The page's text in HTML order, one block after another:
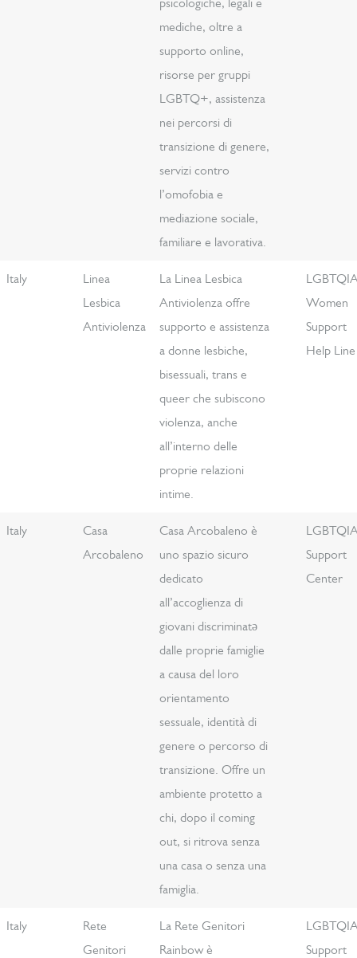
mediche, oltre a
supporto online,
risorse per gruppi
LGBTQ+, assistenza
nei percorsi di
transizione di genere,
servizi contro
l’omofobia e
mediazione sociale,
familiare e lavorativa.
Italy
Linea
Lesbica
Antiviolenza
La Linea Lesbica
Antiviolenza offre
supporto e assistenza
a donne lesbiche,
bisessuali, trans e
queer che subiscono
violenza, anche
all’interno delle
proprie relazioni
intime.
Women
Support
Help Line
Italy
Casa
Arcobaleno
Casa Arcobaleno è
uno spazio sicuro
dedicato
all’accoglienza di
giovani discriminatə
dalle proprie famiglie
a causa del loro
orientamento
sessuale, identità di
genere o percorso di
transizione. Offre un
ambiente protetto a
chi, dopo il coming
out, si ritrova senza
una casa o senza una
famiglia.
Support
Center
Italy
Rete
Genitori
La Rete Genitori
Rainbow è
Support